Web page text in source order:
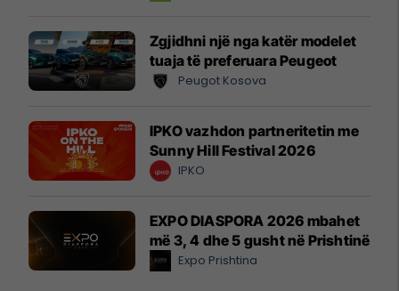
Zgjidhni një nga katër modelet
tuaja të preferuara Peugeot
Peugot Kosova
IPKO vazhdon partneritetin me
Sunny Hill Festival 2026
IPKO
EXPO DIASPORA 2026 mbahet
më 3, 4 dhe 5 gusht në Prishtinë
Expo Prishtina